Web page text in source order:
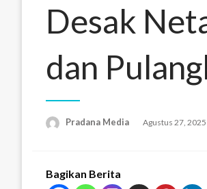
Desak
dan
Pradana Media Agustus 27, 2025
Bagikan Berita